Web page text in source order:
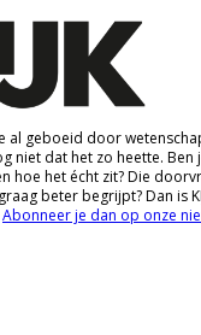
al geboeid door
niet dat het zo heette.
hoe het écht zit? Die
beter begrijpt? Dan is
Abonneer je dan op onze